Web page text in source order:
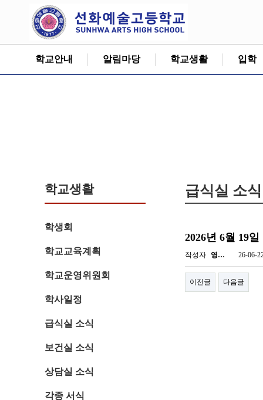
학교안내 알림마당 학교생활 입학
학교생활
학생회
학교교육계획
학교운영위원회
학사일정
급식실 소식
보건실 소식
상담실 소식
각종 서식
급식실 소식
2026년 6월 19
작성자 영… 26-06-
이전글 다음글